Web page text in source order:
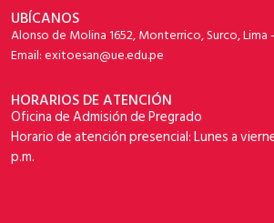
UBÍCANOS
Alonso de Molina 1652, Monterrico, Surco, Lima
Email: exitoesan@ue.edu.pe
HORARIOS DE ATENCIÓN
Oficina de Admisión de Pregrado
Horario de atención presencial: Lunes a
p.m.